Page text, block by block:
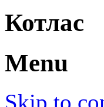
Котлас
Menu
Skip to